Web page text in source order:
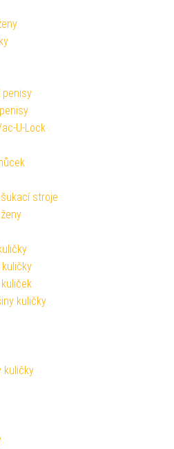
penisy
U-Lock
stroje
kuličky
kuličky